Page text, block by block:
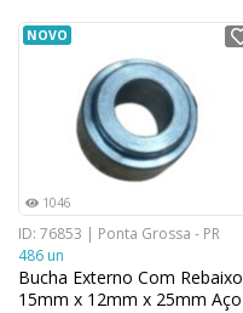
NOVO
1046
ID: 76853 | Ponta Grossa - PR
486 un
Bucha Externo Com Rebaixo
15mm x 12mm x 25mm Aço